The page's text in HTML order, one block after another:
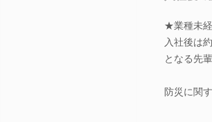
★業種未
入社後は
となる先
防災に関